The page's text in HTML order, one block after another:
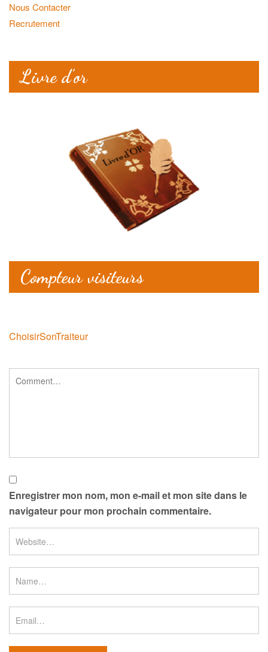
Nous Contacter
Recrutement
Livre d’or
Compteur visiteurs
ChoisirSonTraiteur
Enregistrer mon nom, mon e-mail et mon site dans le
navigateur pour mon prochain commentaire.